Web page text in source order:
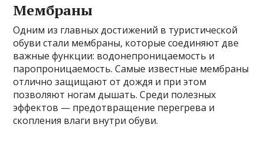
Мембраны
Одним из главных достижений в туристической
обуви стали мембраны, которые соединяют две
важные функции: водонепроницаемость и
паропроницаемость. Самые известные мембраны
отлично защищают от дождя и при этом
позволяют ногам дышать. Среди полезных
эффектов — предотвращение перегрева и
скопления влаги внутри обуви.